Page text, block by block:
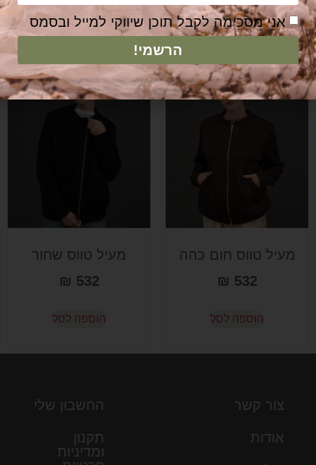
הוספה לסל הוספה לסל
מעיל טווס חום כהה
532
₪
הוספה לסל
מעיל טווס שחור
532
₪
הוספה לסל
צור קשר
אודות
החשבון שלי
תקנון
ומדיניות
אני מסכימה לקבל תוכן שיווקי למייל ובסמס
הרשמי!